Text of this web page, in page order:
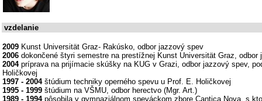
vzdelanie
2009 Kunst Universität Graz- Rakúsko, odbor jazzový spev
2006 dokončené štyri semestre na prestížnej Kunst Universität Graz, odbor
2004príprava na prijímacie skúšky na KUG v Grazi, odbor jazzový spev,
Holičkovej
1997 - 2004štúdium techniky operného spevu u Prof. E. Holičkovej
1995 - 1999 štúdium na VŠMU, odbor herectvo (Mgr. Art.)
1989 - 1994pôsobila v gymnaziálnom speváckom zbore Cantica Nova, s